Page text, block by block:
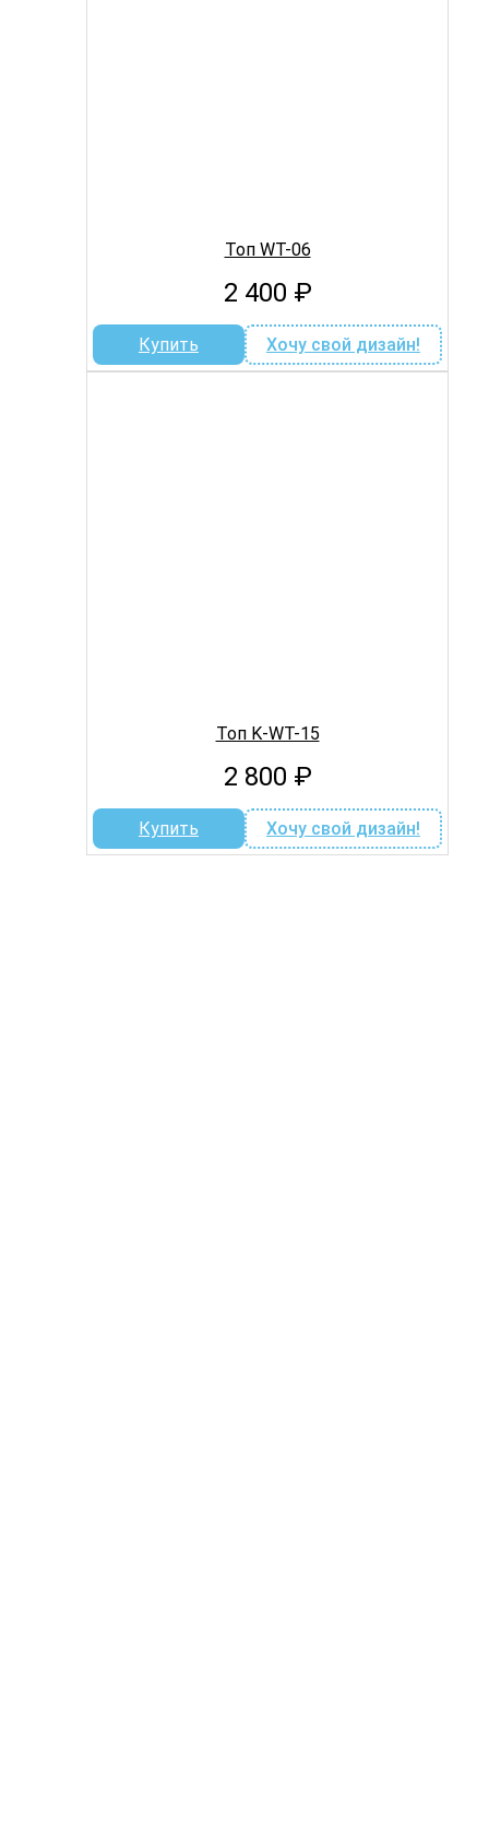
Топ WT-06
2 400 ₽
Купить Хочу свой дизайн!
Топ K-WT-15
2 800 ₽
Купить Хочу свой дизайн!